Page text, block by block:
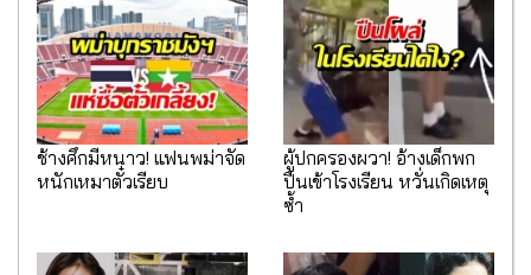
ช้างศึกมีหนาว! แฟนพม่าจัด
หนักเหมาตั๋วเรียบ
ผู้ปกครองผวา! อ้างเด็กพก
ปืนเข้าโรงเรียน หวั่นเกิดเหตุ
ซ้ำ